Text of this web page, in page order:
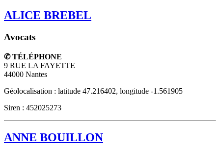
ALICE BREBEL
Avocats
✆ TÉLÉPHONE
9 RUE LA FAYETTE
44000 Nantes
Géolocalisation : latitude 47.216402, longitude -1.561905
Siren : 452025273
ANNE BOUILLON